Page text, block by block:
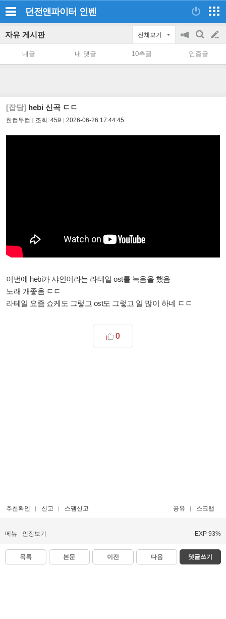
던전앤파이터 인벤
자유 게시판 전체보기
공
on/off
검
색
글
쓰
내글 내 댓글 10추글 인증글
[잡담] hebi 신곡 ㄷㄷ
한컵두컵 조회: 459 2026-06-26 17:44:45
이번에 hebi가 샤인이라는 라테일 ost를 녹음을 했음
노래 개좋음 ㄷㄷ
라테일 요즘 쇼케도 그렇고 ost도 그렇고 일 많이 하네 ㄷㄷ
0
추천확인 신고 스팸신고 공유 스크랩
메뉴 인장보기 EXP 93%
목록 본문 이전 다음 댓글쓰기